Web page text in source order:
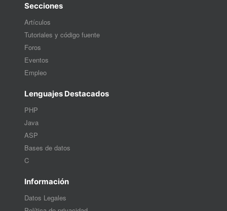
Secciones
Artículos
Tutoriales y código fuente
Foros
Eventos
Empleo
Lenguajes Destacados
PHP
Java
ASP
Bases de datos
C
Información
Datos Legales